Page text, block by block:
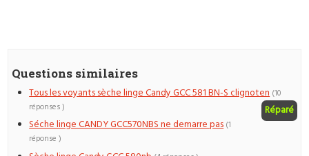
Questions similaires
Tous les voyants sèche linge Candy GCC 581 BN-S clignoten
Réparé
(10
réponses )
Séche linge CANDY GCC570NBS ne demarre pas (1
réponse )